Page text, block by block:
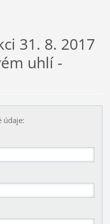
31. 8. 2017
uhlí -
údaje: